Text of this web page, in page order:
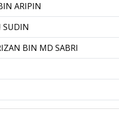
ARIPIN
SUDIN
BIN MD SABRI